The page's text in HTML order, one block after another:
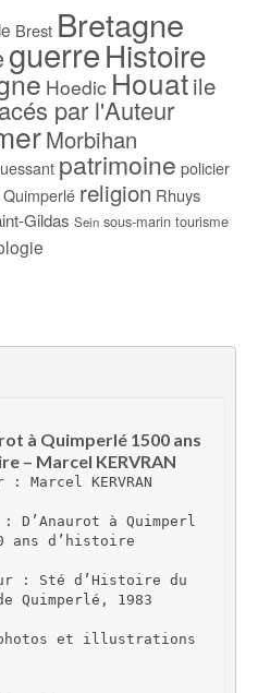
Brest Bretagne
guerreHistoire
Hoedic Houatile
par l'Auteur
Morbihan
patrimoine policier
Quimperlé religion Rhuys
Gildas Sein sous-marin tourisme
à Quimperlé 1500 ans
– Marcel KERVRAN
: Marcel KERVRAN
D’Anaurot à Quimperl
ans d’histoire
: Sté d’Histoire du
Quimperlé, 1983
et illustrations